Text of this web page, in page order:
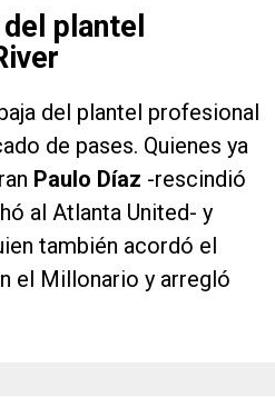
plantel
del plantel profesional
de pases. Quienes ya
Paulo Díaz -rescindió
al Atlanta United- y
también acordó el
el Millonario y arregló